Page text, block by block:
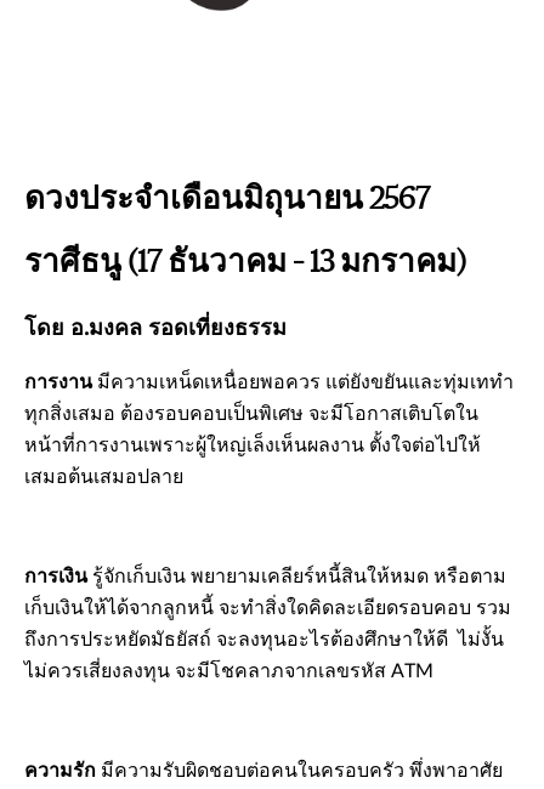
ดวงประจำเดือนมิถุนายน 2567
ราศีธนู (17 ธันวาคม – 13 มกราคม)
โดย อ.มงคล รอดเที่ยงธรรม
การงานมีความเหน็ดเหนื่อยพอควร แต่ยังขยันและทุ่มเททำ
ทุกสิ่งเสมอ ต้องรอบคอบเป็นพิเศษ จะมีโอกาสเติบโตใน
หน้าที่การงานเพราะผู้ใหญ่เล็งเห็นผลงาน ตั้งใจต่อไปให้
เสมอต้นเสมอปลาย
การเงินรู้จักเก็บเงิน พยายามเคลียร์หนี้สินให้หมด หรือตาม
เก็บเงินให้ได้จากลูกหนี้ จะทำสิ่งใดคิดละเอียดรอบคอบ รวม
ถึงการประหยัดมัธยัสถ์ จะลงทุนอะไรต้องศึกษาให้ดี ไม่งั้น
ไม่ควรเสี่ยงลงทุน จะมีโชคลาภจากเลขรหัส ATM
ความรัก มีความรับผิดชอบต่อคนในครอบครัว พึ่งพาอาศัย